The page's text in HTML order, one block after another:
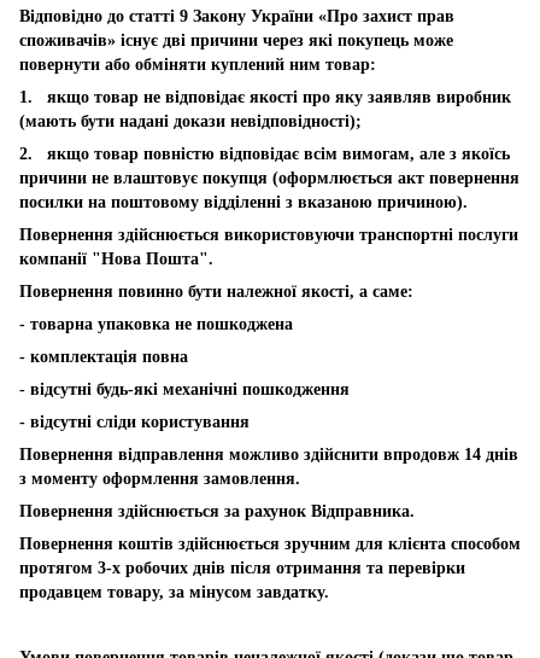
Відповідно до статті 9 Закону України «Про захист прав
споживачів» існує дві причини через які покупець може
повернути або обміняти куплений ним товар:
1. якщо товар не відповідає якості про яку заявляв виробник
(мають бути надані докази невідповідності);
2. якщо товар повністю відповідає всім вимогам, але з якоїсь
причини не влаштовує покупця (оформлюється акт повернення
посилки на поштовому відділенні з вказаною причиною).
Повернення здійснюється використовуючи транспортні послуги
компанії "Нова Пошта".
Повернення повинно бути належної якості, а саме:
- товарна упаковка не пошкоджена
- комплектація повна
- відсутні будь-які механічні пошкодження
- відсутні сліди користування
Повернення відправлення можливо здійснити впродовж 14 днів
з моменту оформлення замовлення.
Повернення здійснюється за рахунок Відправника.
Повернення коштів здійснюється зручним для клієнта способом
протягом 3-х робочих днів після отримання та перевірки
продавцем товару, за мінусом завдатку.